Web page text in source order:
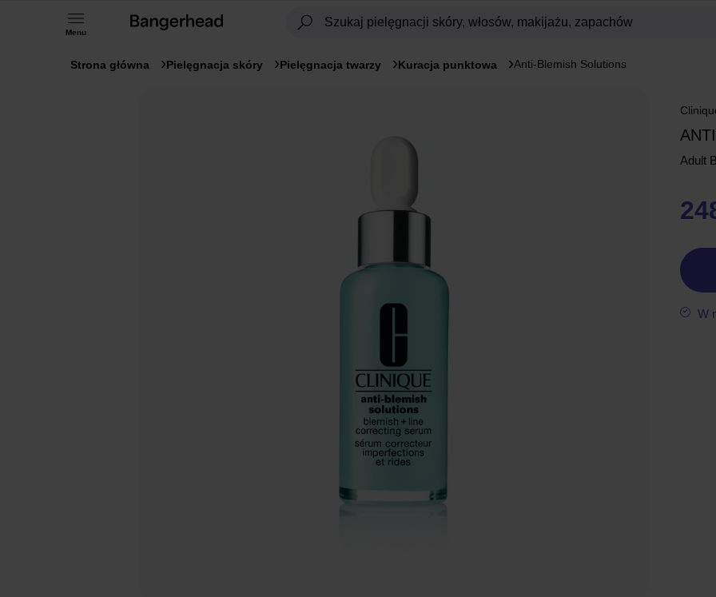
Menu
Strona główna Pielęgnacja skóry Pielęgnacja twarzy Kuracja punktowa Anti-Blemish Solutions
Adult
W